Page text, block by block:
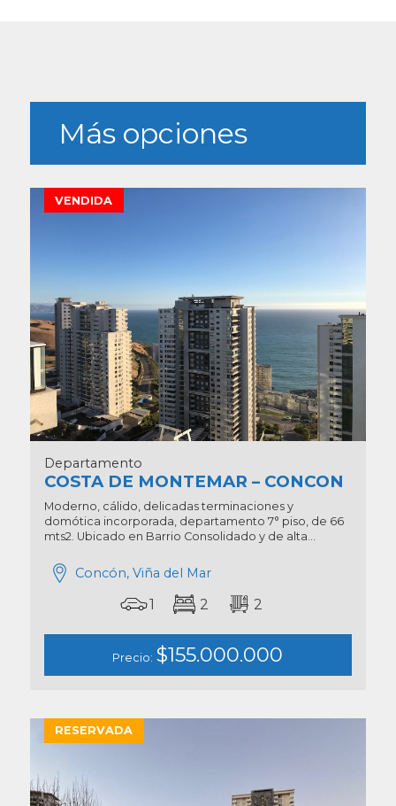
Más opciones
VENDIDA
Departamento
COSTA DE MONTEMAR – CONCON
Moderno, cálido, delicadas terminaciones y
domótica incorporada, departamento 7° piso, de 66
mts2. Ubicado en Barrio Consolidado y de alta...
Concón, Viña del Mar
1 2 2
Precio: $155.000.000
RESERVADA